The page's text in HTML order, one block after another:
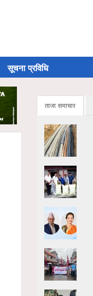
सूचना प्रविधि
ताजा समाचार